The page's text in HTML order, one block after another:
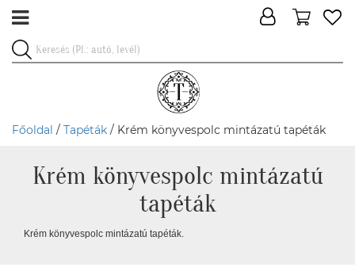
Főoldal / Tapéták / Krém könyvespolc mintázatú tapéták
Krém könyvespolc mintázatú
tapéták
Krém könyvespolc mintázatú tapéták.